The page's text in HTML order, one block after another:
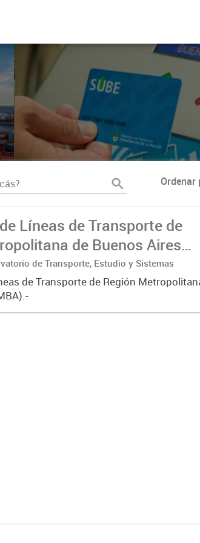
Ordenar
Líneas de Transporte de
de Buenos Aires
de Transporte, Estudio y Sistemas
de Transporte de Región